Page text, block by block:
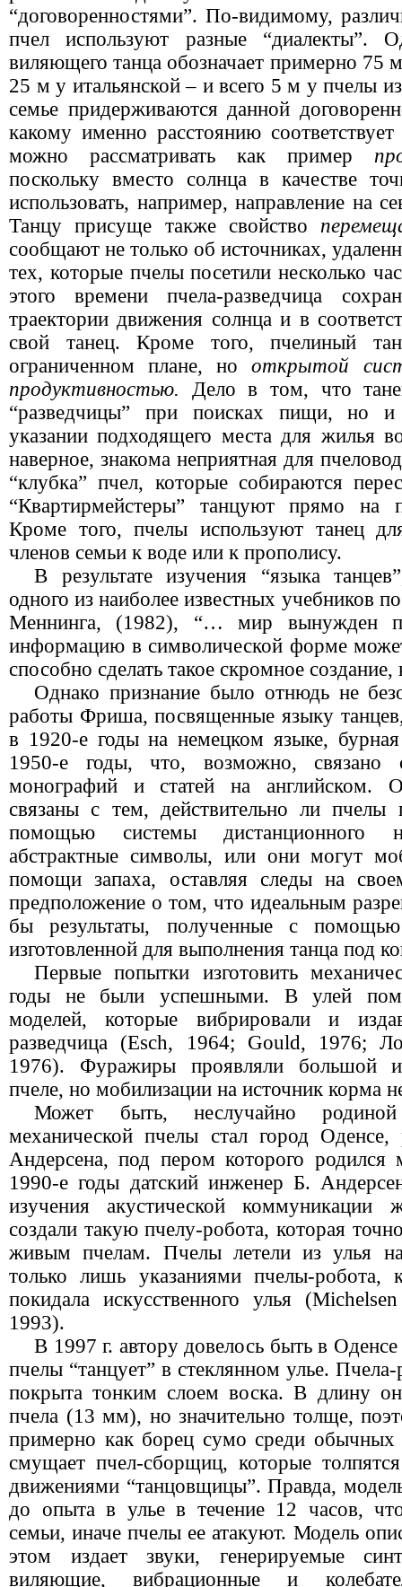
“договоренностями”. По-видимому,
пчел используют разные
виляющего танца обозначает примерно 75
25 м у итальянской – и всего 5 м у пчелы
семье придерживаются данной
какому именно расстоянию
можно рассматривать как пример
поскольку вместо солнца в качестве
использовать, например, направление на
Танцу присуще также свойство
сообщают не только об источниках,
тех, которые пчелы посетили несколько
этого времени пчела-разведчица
траектории движения солнца и в
свой танец. Кроме того, пчелиный
ограниченном плане, нооткрытой
продуктивностью. Дело в том, что
“разведчицы” при поисках пищи, но и
указании подходящего места для жилья
наверное, знакома неприятная для
“клубка” пчел, которые собираются
“Квартирмейстеры” танцуют прямо на
Кроме того, пчелы используют танец
членов семьи к воде или к прополису.
В результате изучения “языка
одного из наиболее известных учебников
Меннинга, (1982), “… мир вынужден
информацию в символической форме
способно сделать такое скромное создание,
Однако признание было отнюдь не
работы Фриша, посвященные языку
в 1920-е годы на немецком языке, бурная
1950-е годы, что, возможно,
монографий и статей на английском.
связаны с тем, действительно ли
помощью системы дистанционного
абстрактные символы, или они могут
помощи запаха, оставляя следы на
предположение о том, что идеальным
бы результаты, полученные с
изготовленной для выполнения танца под
Первые попытки изготовить
годы не были успешными. В улей
моделей, которые вибрировали и
разведчица (Esch, 1964; Gould, 1976;
1976). Фуражиры проявляли большой
пчеле, но мобилизации на источник корма
Может быть, неслучайно
механической пчелы стал город Оденсе,
Андерсена, под пером которого родился
1990-е годы датский инженер Б.
изучения акустической
создали такую пчелу-робота, которая
живым пчелам. Пчелы летели из улья на
только лишь указаниями пчелы-робота,
покидала искусственного улья
1993).
В 1997 г. автору довелось быть в
пчелы “танцует” в стеклянном улье.
покрыта тонким слоем воска. В длину
пчела (13 мм), но значительно толще,
примерно как борец сумо среди обычных
смущает пчел-сборщиц, которые
движениями “танцовщицы”. Правда,
до опыта в улье в течение 12 часов,
семьи, иначе пчелы ее атакуют. Модель
этом издает звуки, генерируемые
виляющие, вибрационные и